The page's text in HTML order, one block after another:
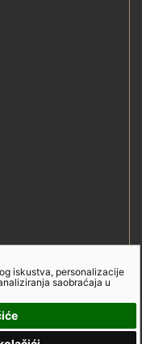
iskustva, personalizacije
saobraćaja u